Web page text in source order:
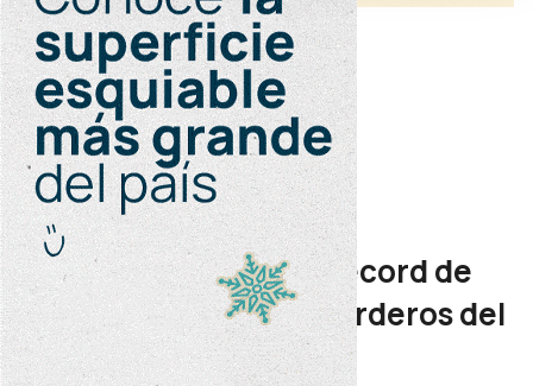
Economía
Mercado Concentrador
Gran convocatoria y récord de
ventas de chivitos y corderos del
Norte Neuquino